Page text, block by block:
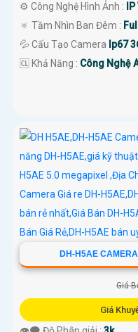
⚙ Công Nghệ Hình Ảnh :
🔅 Tầm Nhìn Ban Đêm :
💦 Cấu Tạo Camera Ip67
️🆑 Khả Năng : Công Nghệ
DH-H5AE
Giá
Giá